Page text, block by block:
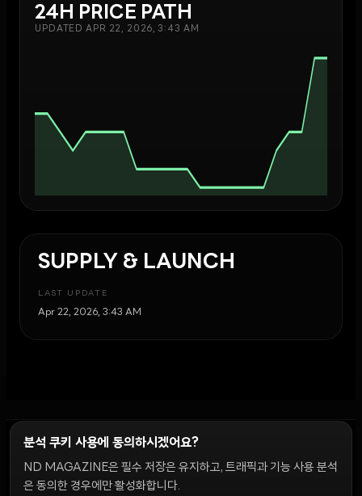
24H PRICE PATH
UPDATEDAPR 22, 2026, 3:43 AM
SUPPLY & LAUNCH
LAST UPDATE
Apr 22, 2026, 3:43 AM
윤리 원칙 Discord 봇캠페인 가이드커뮤니티 랭킹
쿠키 설정
분석 쿠키 사용에 동의하시겠어요?
ND MAGAZINE은 필수 저장은 유지하고, 트래픽과 기능 사용 분석
은 동의한 경우에만 활성화합니다.